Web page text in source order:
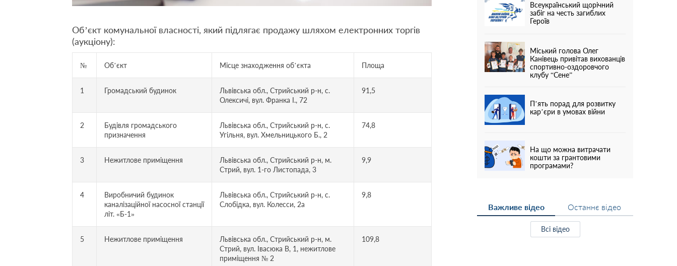
Об’єкт комунальної власності, який підлягає продажу шляхом електронних торгів
(аукціону):
№ Об’єкт Місце знаходження об’єкта Площа
1 Громадський будинок
Львівська обл., Стрийський р-н, с.
Олексичі, вул. Франка І., 72
91,5
2
Будівля громадського
призначення
Львівська обл., Стрийський р-н, с.
Угільня, вул. Хмельницького Б., 2
74,8
3 Нежитлове приміщення
Львівська обл., Стрийський р-н, м.
Стрий, вул. 1-го Листопада, 3
9,9
4
Виробничий будинок
каналізаційної насосної станції
літ. «Б-1»
Львівська обл., Стрийський р-н, с.
Слобідка, вул. Колесси, 2а
9,8
5 Нежитлове приміщення
Львівська обл., Стрийський р-н, м.
Стрий, вул. Івасюка В, 1, нежитлове
приміщення № 2
109,8
Всеукраїнський щорічний
забіг на честь загиблих
Героїв
Міський голова Олег
Канівець привітав вихованців
спортивно-оздоровчого
клубу “Сене”
П’ять порад для розвитку
кар’єри в умовах війни
На що можна витрачати
кошти за грантовими
програмами?
Важливе відео Останнє відео
Всі відео